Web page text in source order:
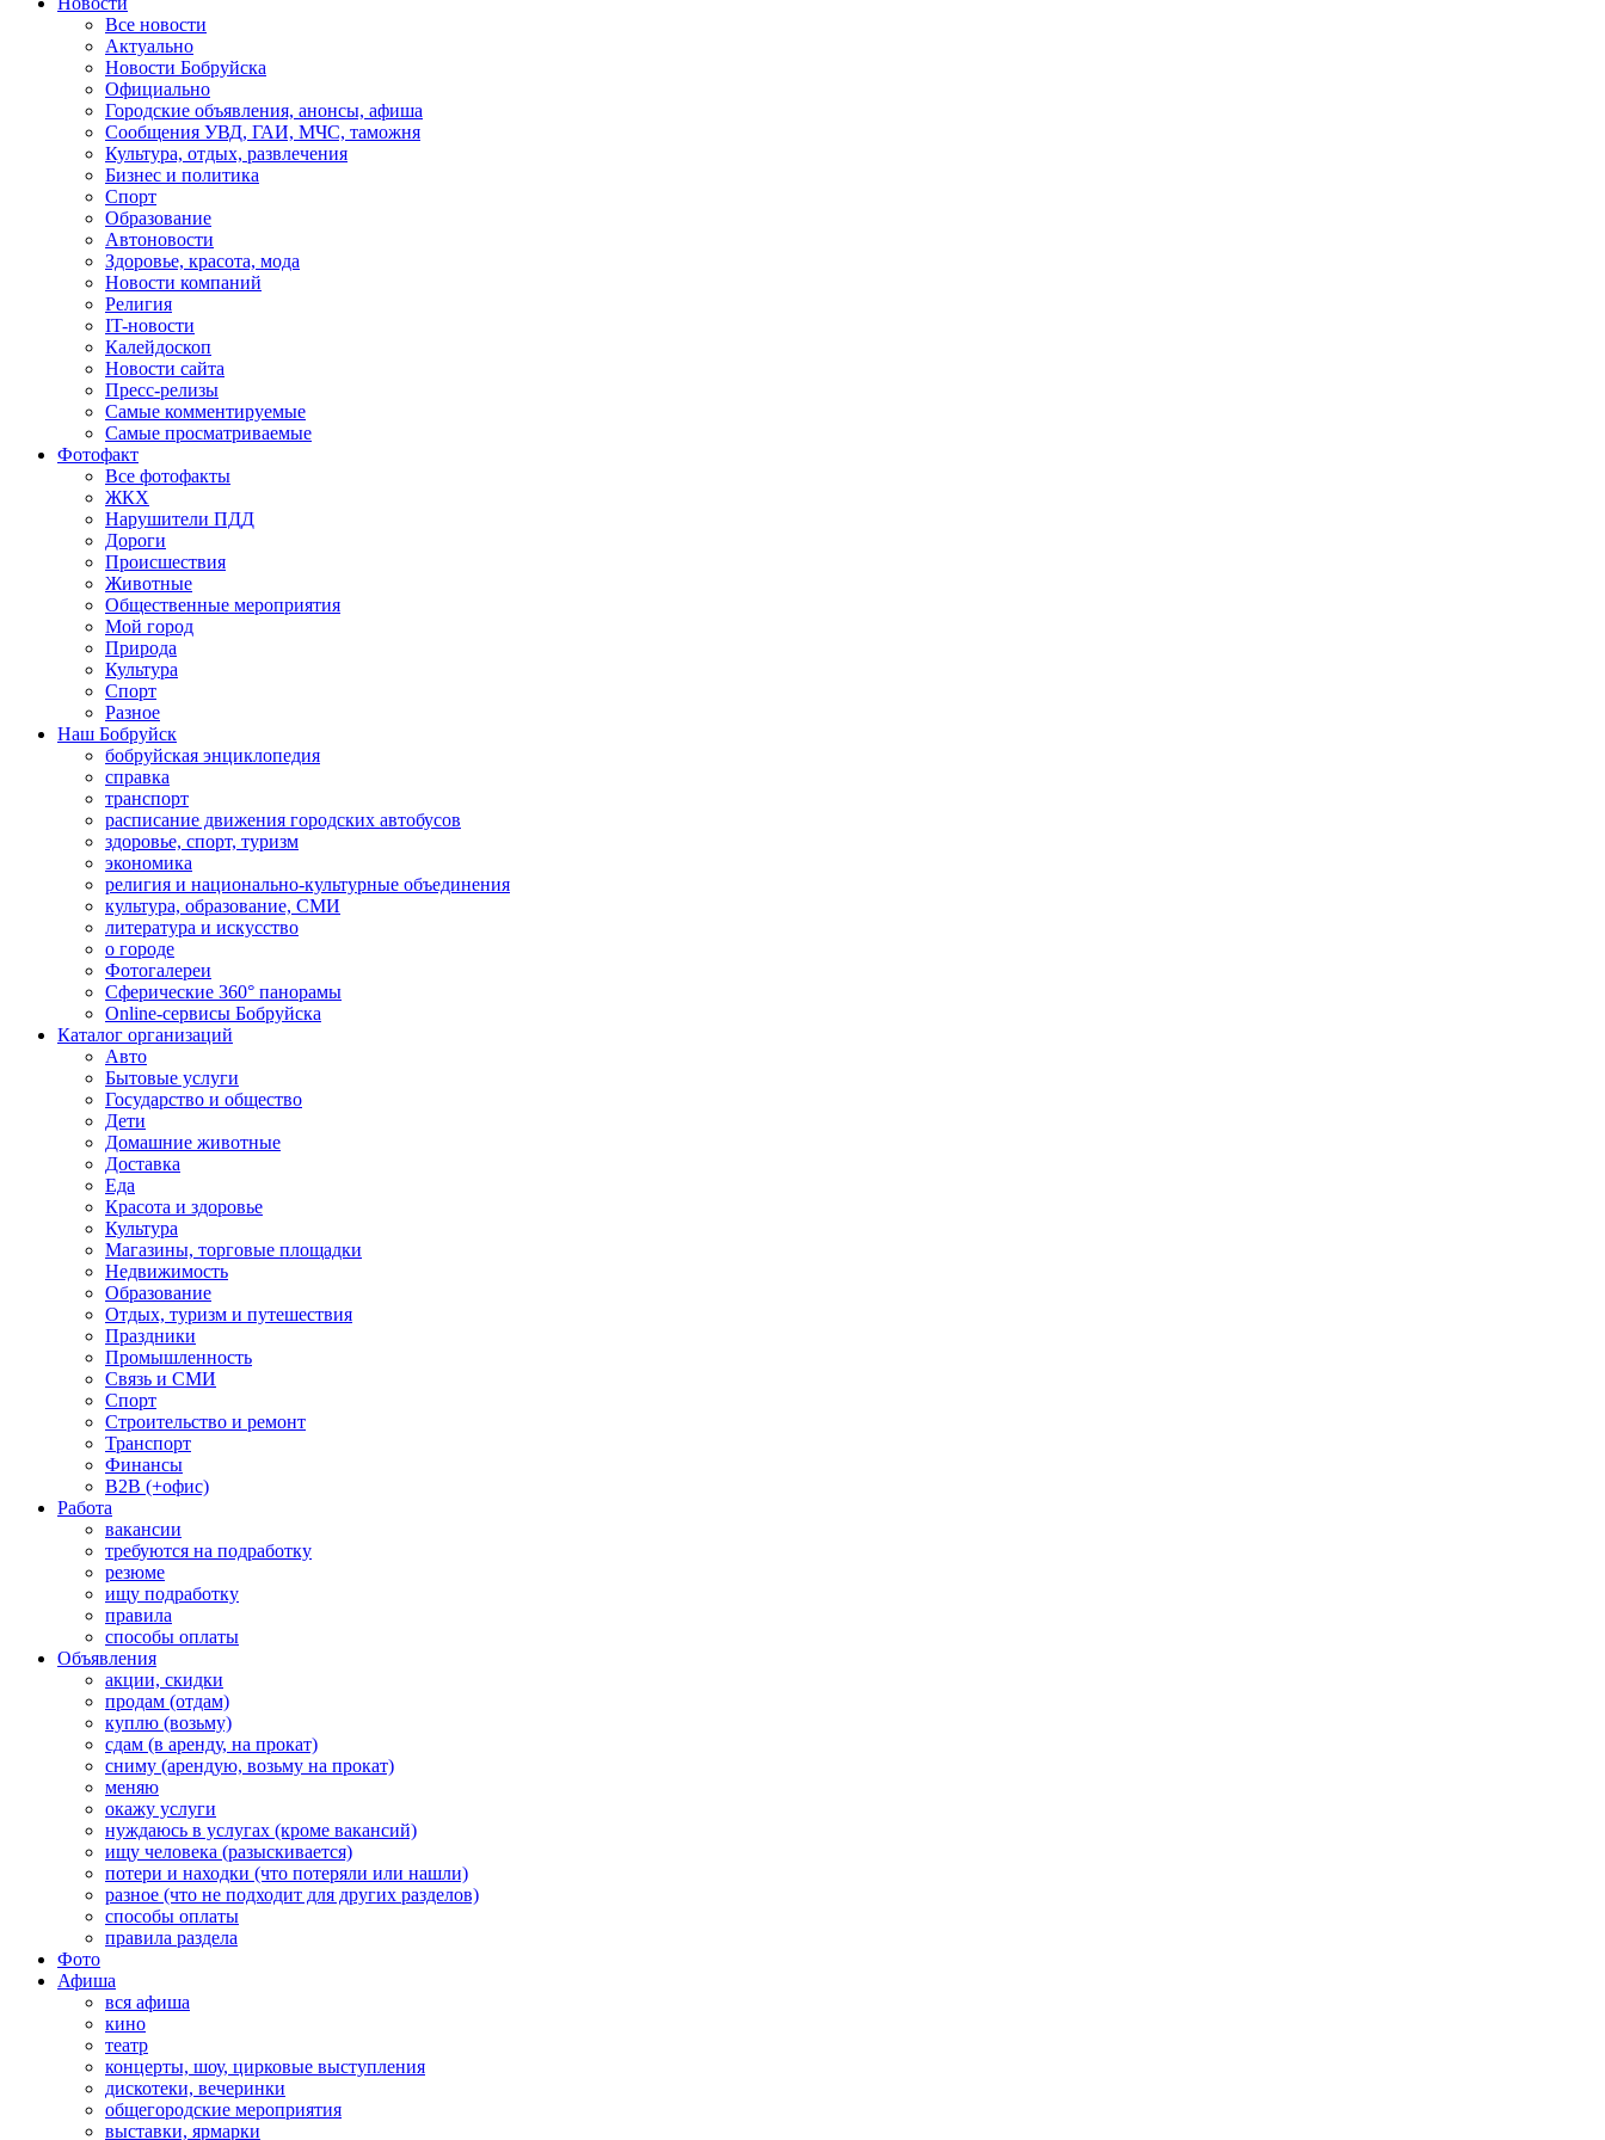
Все новости
Актуально
Новости Бобруйска
Официально
Городские объявления, анонсы, афиша
Сообщения УВД, ГАИ, МЧС, таможня
Культура, отдых, развлечения
Бизнес и политика
Спорт
Образование
Автоновости
Здоровье, красота, мода
Новости компаний
Религия
IT-новости
Калейдоскоп
Новости сайта
Пресс-релизы
Самые комментируемые
Самые просматриваемые
Фотофакт
Все фотофакты
ЖКХ
Нарушители ПДД
Дороги
Происшествия
Животные
Общественные мероприятия
Мой город
Природа
Культура
Спорт
Разное
Наш Бобруйск
бобруйская энциклопедия
справка
транспорт
расписание движения городских автобусов
здоровье, спорт, туризм
экономика
религия и национально-культурные объединения
культура, образование, СМИ
литература и искусство
о городе
Фотогалереи
Сферические 360° панорамы
Online-сервисы Бобруйска
Каталог организаций
Авто
Бытовые услуги
Государство и общество
Дети
Домашние животные
Доставка
Еда
Красота и здоровье
Культура
Магазины, торговые площадки
Недвижимость
Образование
Отдых, туризм и путешествия
Праздники
Промышленность
Связь и СМИ
Спорт
Строительство и ремонт
Транспорт
Финансы
B2B (+офис)
Работа
вакансии
требуются на подработку
резюме
ищу подработку
правила
способы оплаты
Объявления
акции, скидки
продам (отдам)
куплю (возьму)
сдам (в аренду, на прокат)
сниму (арендую, возьму на прокат)
меняю
окажу услуги
нуждаюсь в услугах (кроме вакансий)
ищу человека (разыскивается)
потери и находки (что потеряли или нашли)
разное (что не подходит для других разделов)
способы оплаты
правила раздела
Фото
Афиша
вся афиша
кино
театр
концерты, шоу, цирковые выступления
дискотеки, вечеринки
общегородские мероприятия
выставки, ярмарки